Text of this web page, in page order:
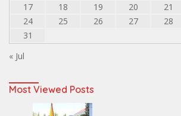
17
18 19 20 21
24
25 26 27 28
31
« Jul
Most Viewed Posts